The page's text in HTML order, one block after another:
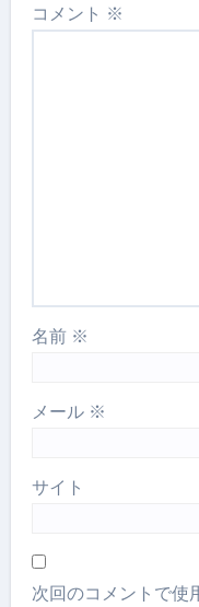
コメント ※
名前 ※
メール ※
サイト
次回のコメントで使